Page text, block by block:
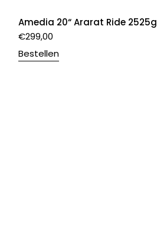
Amedia 20“ Ararat Ride 2525g
€299,00
Bestellen